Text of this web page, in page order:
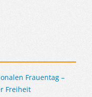
Frauentag –
Freiheit